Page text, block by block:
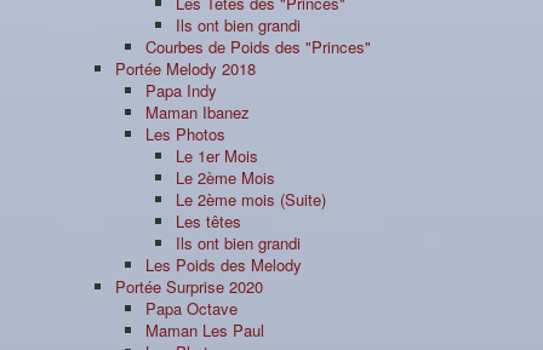
Ils ont bien grandi
Courbes de Poids des "Princes"
Portée Melody 2018
Papa Indy
Maman Ibanez
Les Photos
Le 1er Mois
Le 2ème Mois
Le 2ème mois (Suite)
Les têtes
Ils ont bien grandi
Les Poids des Melody
Portée Surprise 2020
Papa Octave
Maman Les Paul